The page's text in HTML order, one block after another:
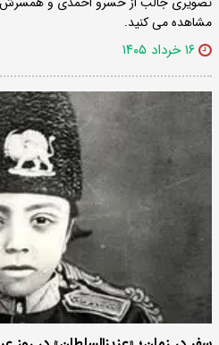
مشاهده می کنید.
۱۶ خرداد ۱۴۰۵